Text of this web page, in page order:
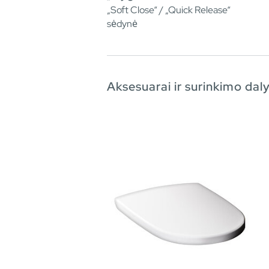
„Soft Close“ / „Quick Release“
sėdynė
Aksesuarai ir surinkimo